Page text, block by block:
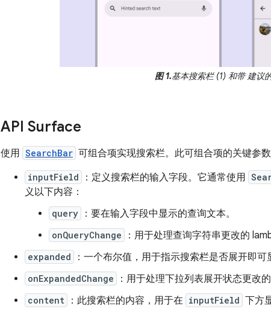
图 1.基本搜索栏 (1) 和带 建议
API Surface
使用 SearchBar 可组合项实现搜索栏。此可组合项的关键参
inputField ：定义搜索栏的输入字段。它通常使用
义以下内容：
query ：要在输入字段中显示的查询文本。
onQueryChange ：用于处理查询字符串更改的
expanded ：一个布尔值，用于指示搜索栏是否展开即可
onExpandedChange ：用于处理下拉列表展开状态更改的
content ：此搜索栏的内容，用于在 inputField 下方